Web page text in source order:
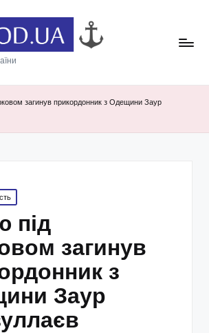
загинув прикордонник з Одещини Заур
під
загинув
з
Заур